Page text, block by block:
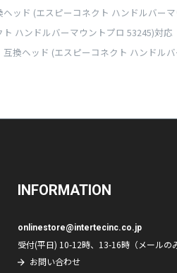
ヘッド (エスピーコネクト ハンドルバー
ト ハンドルバーマウントプロ 53245)対応
互換ヘッド (エスピーコネクト ハンドル
INFORMATION
onlinestore@intertecinc.co.jp
受付(平日) 10-12時、13-16時（メールの
お問い合わせ